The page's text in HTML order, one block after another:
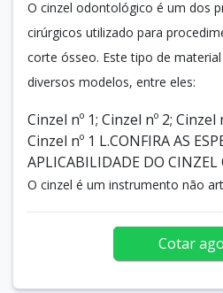
O cinzel odontológico é um dos
cirúrgicos utilizado para
corte ósseo. Este tipo de
diversos modelos, entre eles:
Cinzel nº 1; Cinzel nº 2; Cinzel
Cinzel nº 1 L.CONFIRA AS
APLICABILIDADE DO
O cinzel é um instrumento não
Cotar